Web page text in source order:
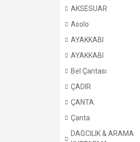
AKSESUAR
Asolo
AYAKKABI
AYAKKABI
Bel Çantası
ÇADIR
ÇANTA
Çanta
DAĞCILIK & ARAMA